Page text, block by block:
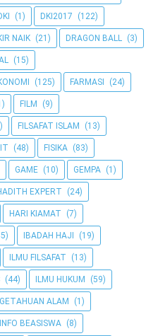
(1) DKI2017 (122)
NAIK (21) DRAGON BALL (3)
(15)
(125) FARMASI (24)
FILM (9)
FILSAFAT ISLAM (13)
(48) FISIKA (83)
GAME (10) GEMPA (1)
EXPERT (24)
HARI KIAMAT (7)
IBADAH HAJI (19)
ILMU FILSAFAT (13)
(44) ILMU HUKUM (59)
ALAM (1)
INFO BEASISWA (8)